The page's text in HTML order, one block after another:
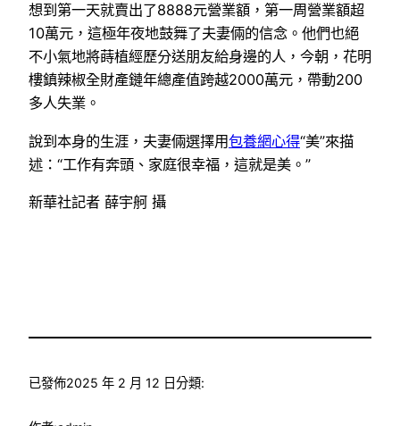
想到第一天就賣出了8888元營業額，第一周營業額超
10萬元，這極年夜地鼓舞了夫妻倆的信念。他們也絕
不小氣地將蒔植經歷分送朋友給身邊的人，今朝，花明
樓鎮辣椒全財產鏈年總產值跨越2000萬元，帶動200
多人失業。
說到本身的生涯，夫妻倆選擇用包養網心得“美”來描
述：“工作有奔頭、家庭很幸福，這就是美。”
新華社記者 薛宇舸 攝
已發佈2025 年 2 月 12 日分類: